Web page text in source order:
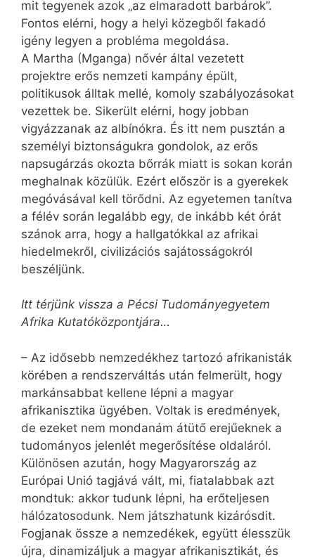
mit tegyenek azok „az elmaradott barbárok”.
Fontos elérni, hogy a helyi közegből fakadó
igény legyen a probléma megoldása.
A Martha (Mganga) nővér által vezetett
projektre erős nemzeti kampány épült,
politikusok álltak mellé, komoly szabályozásokat
vezettek be. Sikerült elérni, hogy jobban
vigyázzanak az albínókra. És itt nem pusztán a
személyi biztonságukra gondolok, az erős
napsugárzás okozta bőrrák miatt is sokan korán
meghalnak közülük. Ezért először is a gyerekek
megóvásával kell törődni. Az egyetemen tanítva
a fél­év során legalább egy, de inkább két órát
szánok arra, hogy a hallgatókkal az afrikai
hiedelmekről, civilizációs sajátosságokról
beszéljünk.
Itt térjünk vissza a Pécsi Tudományegyetem
Afrika Kutatóközpontjára…
– Az idősebb nemzedékhez tartozó afrikanisták
körében a rendszerváltás után felmerült, hogy
markánsabbat kellene lépni a magyar
afrikanisztika ügyében. Voltak is eredmények,
de ezeket nem mondanám átütő erejűeknek a
tudományos jelenlét megerősítése oldaláról.
Különösen azután, hogy Magyarország az
Európai Unió tagjává vált, mi, fiatalabbak azt
mondtuk: akkor tudunk lépni, ha erőteljesen
hálózatosodunk. Nem játszhatunk kizárósdit.
Fogjanak össze a nemzedékek, együtt élesszük
újra, dinamizáljuk a magyar afrika­nisztikát, és